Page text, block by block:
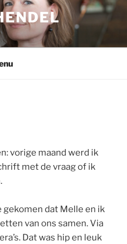
vorige maand werd ik
met de vraag of ik
dat Melle en ik
van ons samen. Via
Dat was hip en leuk